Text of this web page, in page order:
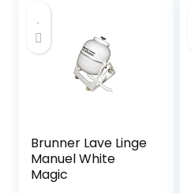
Brunner Lave Linge
Manuel White
Magic